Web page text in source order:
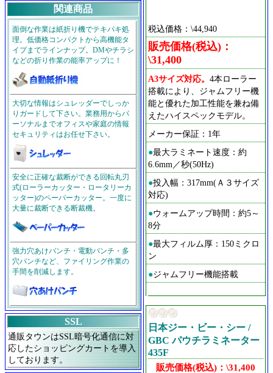
税込価格：\44,940
販売価格(税込)：
\31,400
A3サイズ対応。4本ローラー
搭載により、ジャムフリー機
能と優れた加工性能を兼ね備
えたハイスペックモデル。
メーカー保証：1年
●最大ラミネート速度：約
6.6mm／秒(50Hz)
●投入幅：317mm(Ａ３サイズ
対応)
●ウォームアップ時間：約5～
8分
●最大フィルム厚：150ミクロ
ン
●ジャムフリー機能搭載
日本ジー・ビー・シー /
GBC パウチラミネーター
435F
販売価格(税込)：\31,400
関連商品
面倒な作業は紙折り機でテキパキ処
理。低価格コンパクトから高機能タ
イプまでラインナップ。DMやチラシ
などの折り作業の能率アップに！
大切な情報はシュレッダーでしっか
りガードして下さい。業務用からパ
ーソナルまでオフィスや家庭の情報
セキュリティはお任せ下さい。
安全に正確な裁断ができる回転丸刃
式(ローラーカッター・ロータリーカ
ッター)のペーパーカッター。一度に
大量に裁断できる断裁機。
強力穴あけパンチ・電動パンチ・多
穴パンチなど、ファイリング作業の
手間を削減します。
SSL
通販タウンはSSL暗号化通信に対
応したショッピングカートを導入
しております。